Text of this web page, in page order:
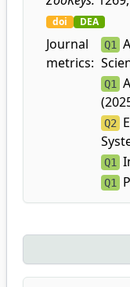
doi DEA
Journal
metrics:
Q1
Q1
Q2
Q1
Q1